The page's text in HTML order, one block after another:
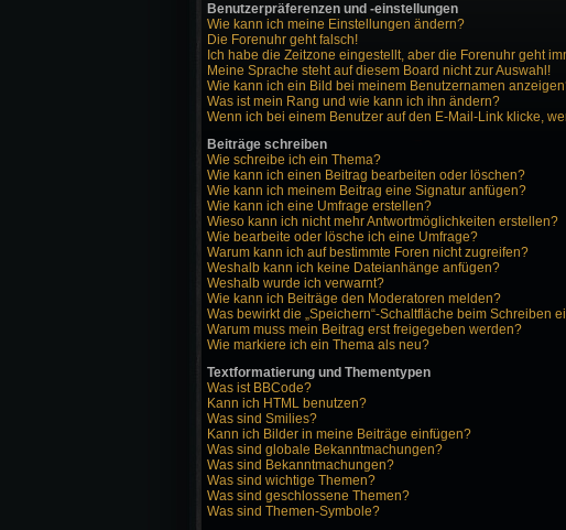
Benutzerpräferenzen und -einstellungen
Wie kann ich meine Einstellungen ändern?
Die Forenuhr geht falsch!
Ich habe die Zeitzone eingestellt, aber die Forenuhr geht
Meine Sprache steht auf diesem Board nicht zur Auswahl!
Wie kann ich ein Bild bei meinem Benutzernamen
Was ist mein Rang und wie kann ich ihn ändern?
Wenn ich bei einem Benutzer auf den E-Mail-Link klicke,
Beiträge schreiben
Wie schreibe ich ein Thema?
Wie kann ich einen Beitrag bearbeiten oder löschen?
Wie kann ich meinem Beitrag eine Signatur anfügen?
Wie kann ich eine Umfrage erstellen?
Wieso kann ich nicht mehr Antwortmöglichkeiten erstellen?
Wie bearbeite oder lösche ich eine Umfrage?
Warum kann ich auf bestimmte Foren nicht zugreifen?
Weshalb kann ich keine Dateianhänge anfügen?
Weshalb wurde ich verwarnt?
Wie kann ich Beiträge den Moderatoren melden?
Was bewirkt die „Speichern“-Schaltfläche beim Schreiben
Warum muss mein Beitrag erst freigegeben werden?
Wie markiere ich ein Thema als neu?
Textformatierung und Thementypen
Was ist BBCode?
Kann ich HTML benutzen?
Was sind Smilies?
Kann ich Bilder in meine Beiträge einfügen?
Was sind globale Bekanntmachungen?
Was sind Bekanntmachungen?
Was sind wichtige Themen?
Was sind geschlossene Themen?
Was sind Themen-Symbole?